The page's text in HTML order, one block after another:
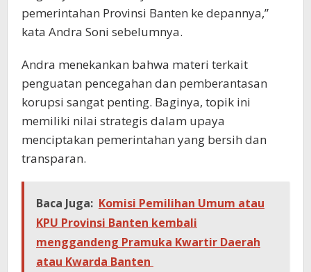
pemerintahan Provinsi Banten ke depannya,”
kata Andra Soni sebelumnya.
Andra menekankan bahwa materi terkait
penguatan pencegahan dan pemberantasan
korupsi sangat penting. Baginya, topik ini
memiliki nilai strategis dalam upaya
menciptakan pemerintahan yang bersih dan
transparan.
Baca Juga: Komisi Pemilihan Umum atau
KPU Provinsi Banten kembali
menggandeng Pramuka Kwartir Daerah
atau Kwarda Banten